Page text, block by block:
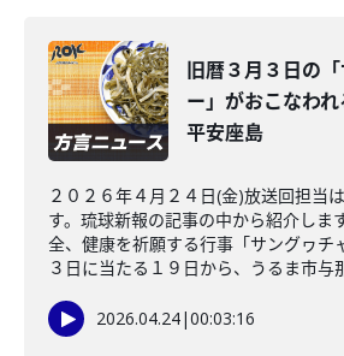
旧暦３月３日の
ー」がおこなわ
平安座島
２０２６年４月２４日(金)放送回担当
す。琉球新報の記事の中から紹介しま
全、健康を祈願する行事「サングヮチ
３日に当たる１９日から、うるま市与
2026.04.24|00:03:16